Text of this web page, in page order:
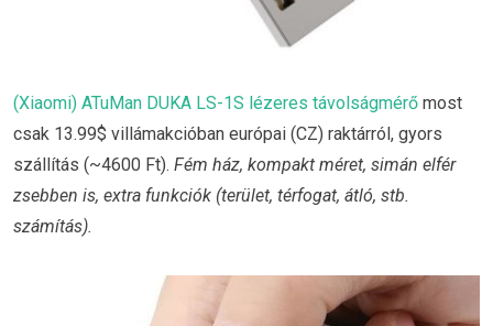
(Xiaomi) ATuMan DUKA LS-1S lézeres távolságmérő most
csak 13.99$ villámakcióban európai (CZ) raktárról, gyors
szállítás (~4600 Ft). Fém ház, kompakt méret, simán elfér
zsebben is, extra funkciók (terület, térfogat, átló, stb.
számítás).